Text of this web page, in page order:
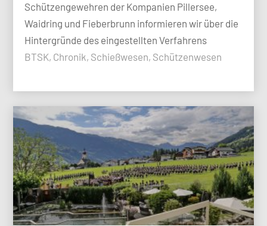
Schützengewehren der Kompanien Pillersee,
Waidring und Fieberbrunn informieren wir über die
Hintergründe des eingestellten Verfahrens
BTSK, Chronik, Schießwesen, Schützenwesen